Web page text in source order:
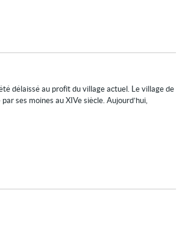
délaissé au profit du village actuel. Le village de
ses moines au XIVe siècle. Aujourd’hui,